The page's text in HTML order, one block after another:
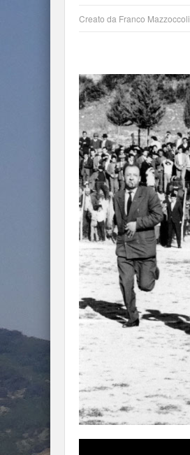
Creato da Franco Mazzoccoli